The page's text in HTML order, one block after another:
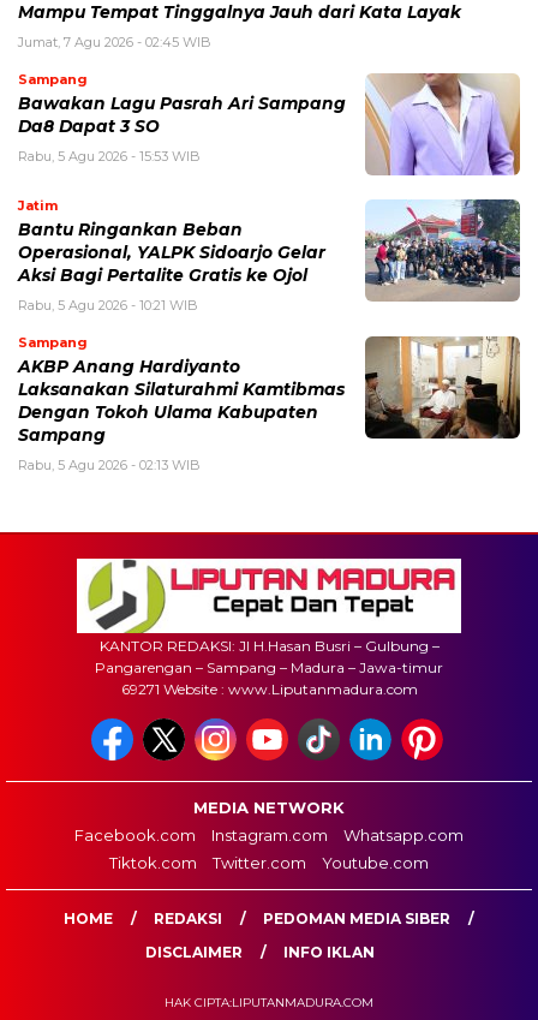
Mampu Tempat Tinggalnya Jauh dari Kata Layak
Jumat, 7 Agu 2026 - 02:45 WIB
Sampang
Bawakan Lagu Pasrah Ari Sampang
Da8 Dapat 3 SO
Rabu, 5 Agu 2026 - 15:53 WIB
Jatim
Bantu Ringankan Beban
Operasional, YALPK Sidoarjo Gelar
Aksi Bagi Pertalite Gratis ke Ojol
Rabu, 5 Agu 2026 - 10:21 WIB
Sampang
AKBP Anang Hardiyanto
Laksanakan Silaturahmi Kamtibmas
Dengan Tokoh Ulama Kabupaten
Sampang
Rabu, 5 Agu 2026 - 02:13 WIB
KANTOR REDAKSI: Jl H.Hasan Busri – Gulbung –
Pangarengan – Sampang – Madura – Jawa-timur
69271 Website : www.Liputanmadura.com
MEDIA NETWORK
Facebook.com
Instagram.com
Whatsapp.com
Tiktok.com
Twitter.com Youtube.com
HOME REDAKSI
PEDOMAN MEDIA SIBER
DISCLAIMER
INFO IKLAN
HAK CIPTA:LIPUTANMADURA.COM